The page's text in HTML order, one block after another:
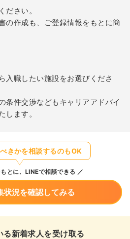
ださい。
の作成も、ご登録情報をもとに簡
入職したい施設をお選びくださ
条件交渉などもキャリアアドバイ
します。
きかを相談するのもOK
とに、LINEで相談できる
状況を確認してみる
る新着求人を受け取る